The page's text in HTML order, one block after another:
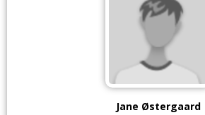
Jane Østergaard